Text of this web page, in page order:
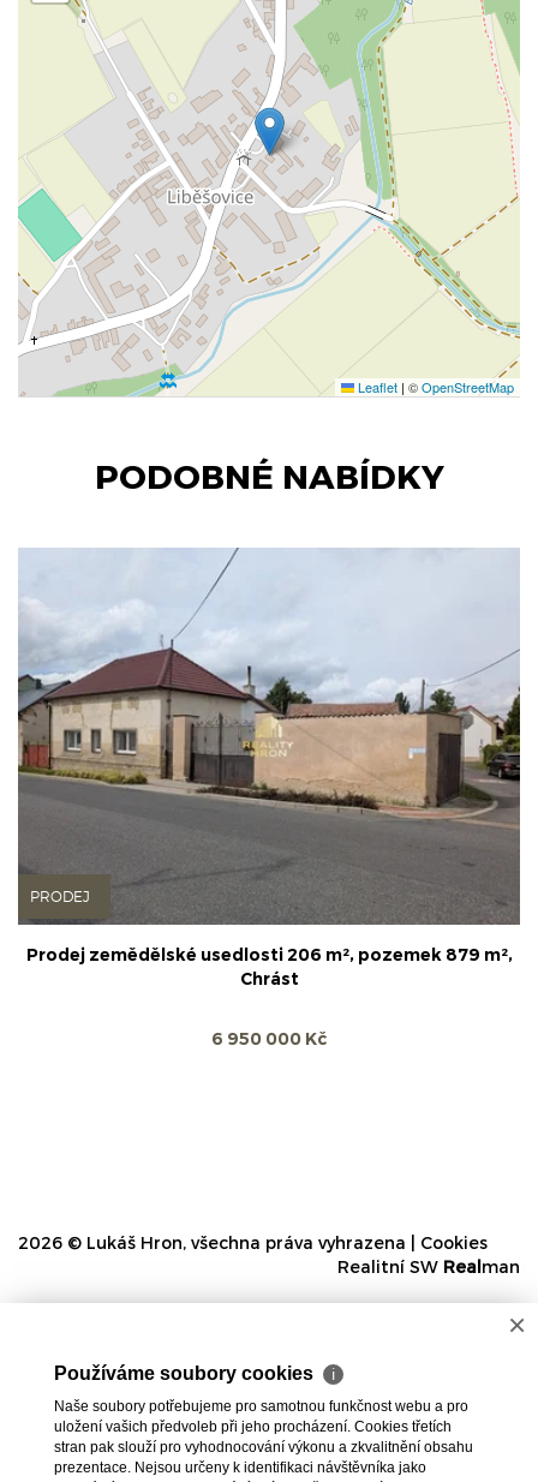
Leaflet | ©OpenStreetMap
PODOBNÉ NABÍDKY
PRODEJ
Prodej zemědělské usedlosti 206 m², pozemek 879 m²,
Chrást
6 950 000 Kč
2026 © Lukáš Hron, všechna práva vyhrazena | Cookies
Realitní SW Realman
×
Používáme soubory cookies ℹ
Naše soubory potřebujeme pro samotnou funkčnost webu a pro
uložení vašich předvoleb při jeho procházení. Cookies třetích
stran pak slouží pro vyhodnocování výkonu a zkvalitnění obsahu
prezentace. Nejsou určeny k identifikaci návštěvníka jako